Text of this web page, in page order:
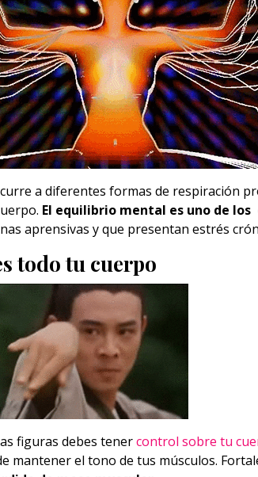
a diferentes formas de respiración
El equilibrio mental es uno de
aprensivas y que presentan estrés
todo tu cuerpo
figuras debes tenercontrol sobre tu
mantener el tono de tus músculos.